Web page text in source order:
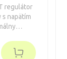
regulátor
s napätím